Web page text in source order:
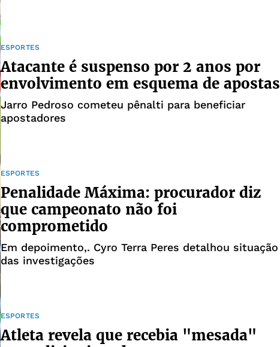
ESPORTES
Atacante é suspenso por 2 anos por
envolvimento em esquema de apostas
Jarro Pedroso cometeu pênalti para beneficiar
apostadores
ESPORTES
Penalidade Máxima: procurador diz
que campeonato não foi
comprometido
Em depoimento,. Cyro Terra Peres detalhou situação
das investigações
ESPORTES
Atleta revela que recebia "mesada"